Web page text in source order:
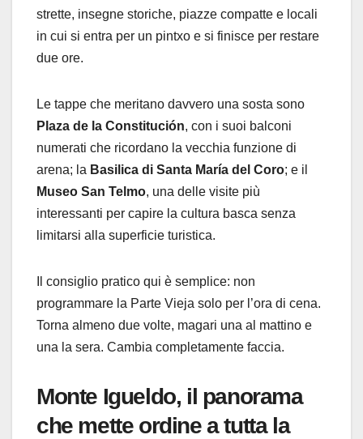
strette, insegne storiche, piazze compatte e locali
in cui si entra per un pintxo e si finisce per restare
due ore.
Le tappe che meritano davvero una sosta sono
Plaza de la Constitución, con i suoi balconi
numerati che ricordano la vecchia funzione di
arena; la Basilica di Santa María del Coro; e il
Museo San Telmo, una delle visite più
interessanti per capire la cultura basca senza
limitarsi alla superficie turistica.
Il consiglio pratico qui è semplice: non
programmare la Parte Vieja solo per l’ora di cena.
Torna almeno due volte, magari una al mattino e
una la sera. Cambia completamente faccia.
Monte Igueldo, il panorama
che mette ordine a tutta la